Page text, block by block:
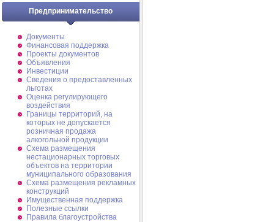
Предпринимательство
Документы
Финансовая поддержка
Проекты документов
Объявления
Инвестиции
Сведения о предоставленных
льготах
Оценка регулирующего
воздействия
Границы территорий, на
которых не допускается
розничная продажа
алкогольной продукции
Схема размещения
нестационарных торговых
объектов на территории
муниципального образования
Схема размещения рекламных
конструкций
Имущественная поддержка
Полезные ссылки
Правила благоустройства